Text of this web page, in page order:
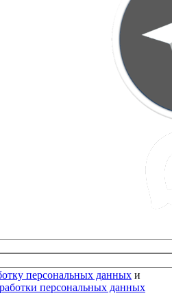
персональных данных и
персональных данных